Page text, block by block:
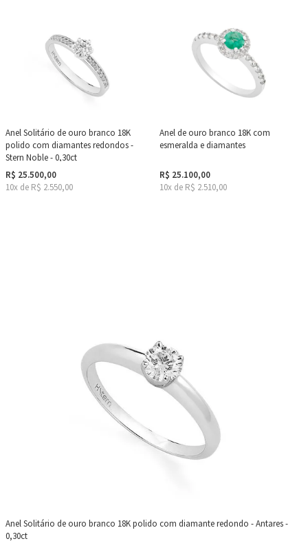
Anel Solitário de ouro branco 18K
polido com diamantes redondos -
Stern Noble - 0,30ct
R$ 25.500,00
10x de R$ 2.550,00
Anel de ouro branco 18K com
esmeralda e diamantes
R$ 25.100,00
10x de R$ 2.510,00
Anel Solitário de ouro branco 18K polido com diamante redondo - Antares -
0,30ct